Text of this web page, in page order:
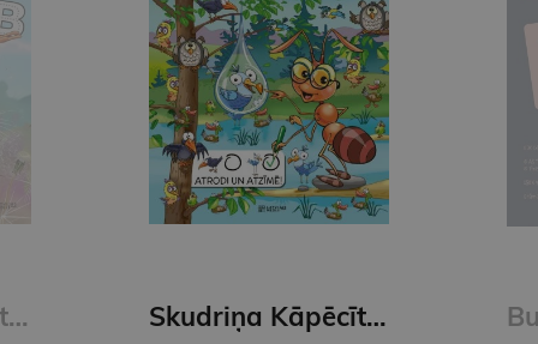
Skudriņa Kāpēcīte. Burti Skudriņa Kāpēcīte. Paslēpes. Atrodi un atzīmē!